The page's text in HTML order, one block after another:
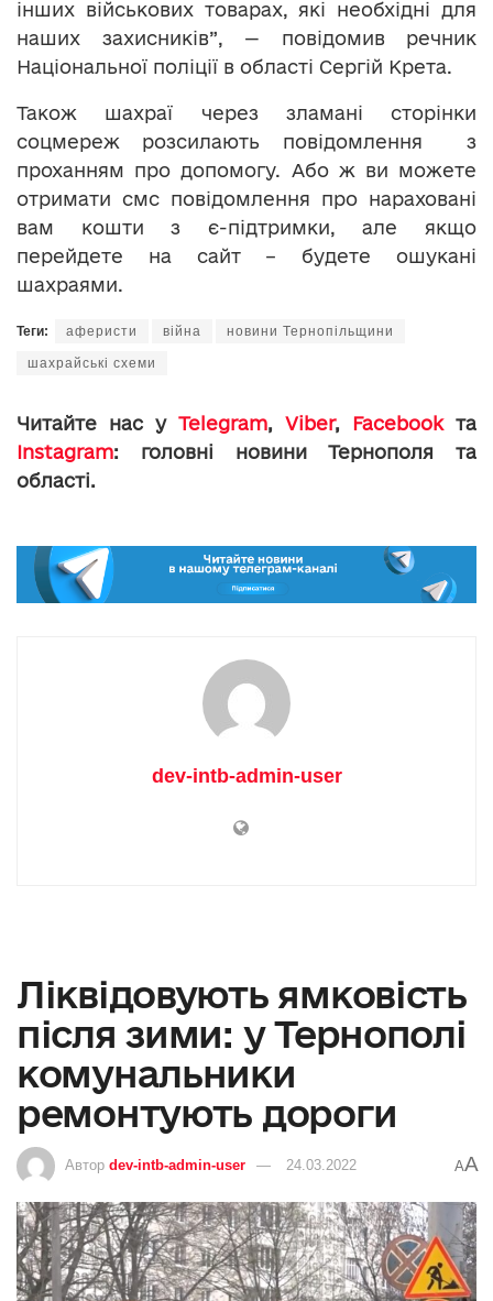
інших військових товарах, які необхідні для
наших захисників”, — повідомив речник
Національної поліції в області Сергій Крета.
Також шахраї через зламані сторінки
соцмереж розсилають повідомлення з
проханням про допомогу. Або ж ви можете
отримати смс повідомлення про нараховані
вам кошти з є-підтримки, але якщо
перейдете на сайт – будете ошукані
шахраями.
Теги: аферисти війна новини Тернопільщини
шахрайські схеми
Читайте нас у Telegram, Viber, Facebookта
Instagram: головні новини Тернополя та
області.
dev-intb-admin-user
Ліквідовують ямковість
після зими: у Тернополі
комунальники
ремонтують дороги
Автор dev-intb-admin-user 24.03.2022 AA